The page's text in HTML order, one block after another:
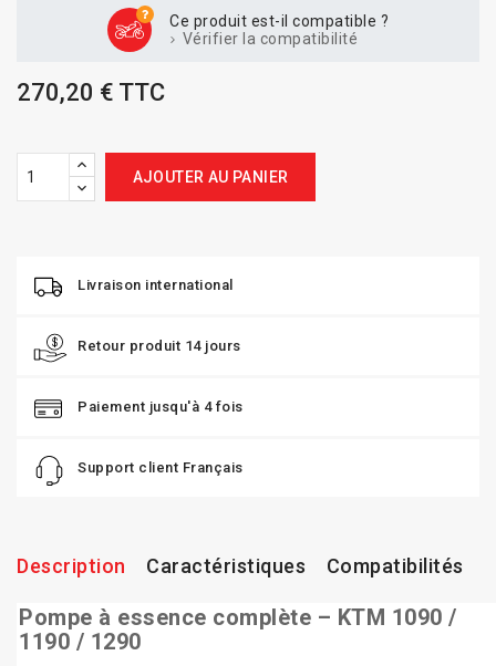
Ce produit est-il compatible ?
Vérifier la compatibilité
270,20 € TTC
AJOUTER AU PANIER
Livraison international
Retour produit 14 jours
Paiement jusqu'à 4 fois
Support client Français
Description Caractéristiques Compatibilités
Pompe à essence complète – KTM 1090 /
1190 / 1290